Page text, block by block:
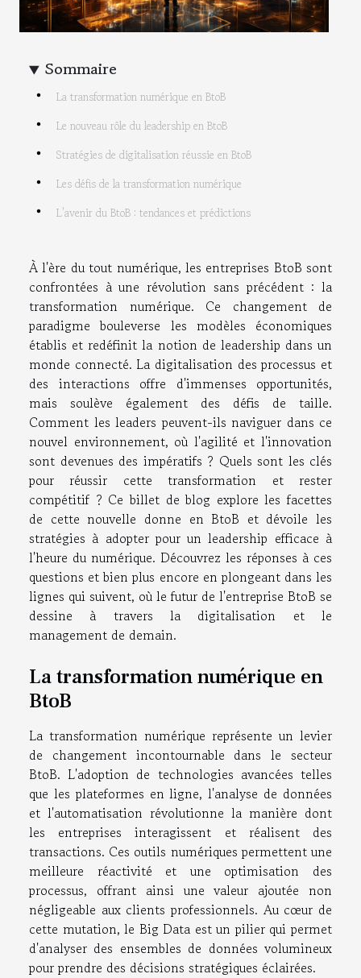
Sommaire
La transformation numérique en BtoB
Le nouveau rôle du leadership en BtoB
Stratégies de digitalisation réussie en BtoB
Les défis de la transformation numérique
L'avenir du BtoB : tendances et prédictions
À l'ère du tout numérique, les entreprises BtoB sont
confrontées à une révolution sans précédent : la
transformation numérique. Ce changement de
paradigme bouleverse les modèles économiques
établis et redéfinit la notion de leadership dans un
monde connecté. La digitalisation des processus et
des interactions offre d'immenses opportunités,
mais soulève également des défis de taille.
Comment les leaders peuvent-ils naviguer dans ce
nouvel environnement, où l'agilité et l'innovation
sont devenues des impératifs ? Quels sont les clés
pour réussir cette transformation et rester
compétitif ? Ce billet de blog explore les facettes
de cette nouvelle donne en BtoB et dévoile les
stratégies à adopter pour un leadership efficace à
l'heure du numérique. Découvrez les réponses à ces
questions et bien plus encore en plongeant dans les
lignes qui suivent, où le futur de l'entreprise BtoB se
dessine à travers la digitalisation et le
management de demain.
La transformation numérique en
BtoB
La transformation numérique représente un levier
de changement incontournable dans le secteur
BtoB. L'adoption de technologies avancées telles
que les plateformes en ligne, l'analyse de données
et l'automatisation révolutionne la manière dont
les entreprises interagissent et réalisent des
transactions. Ces outils numériques permettent une
meilleure réactivité et une optimisation des
processus, offrant ainsi une valeur ajoutée non
négligeable aux clients professionnels. Au cœur de
cette mutation, le Big Data est un pilier qui permet
d'analyser des ensembles de données volumineux
pour prendre des décisions stratégiques éclairées.